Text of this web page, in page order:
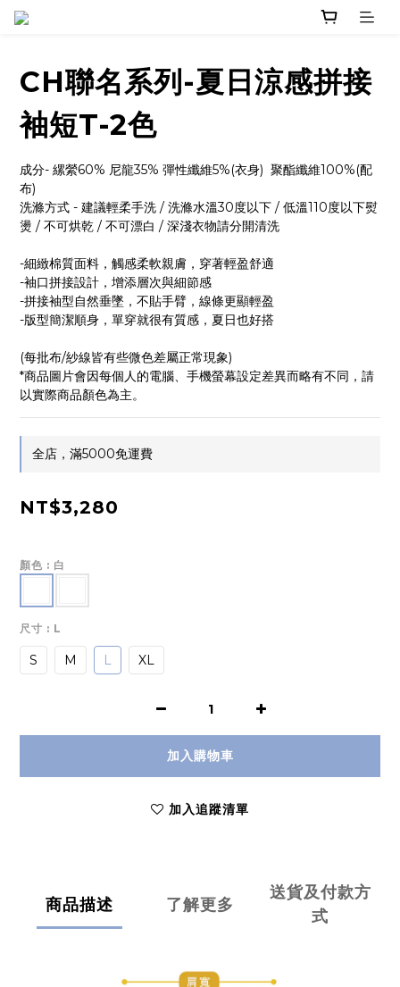
CH聯名系列-夏日涼感拼接
袖短T-2色
成分- 縲縈60% 尼龍35% 彈性纖維5%(衣身)  聚酯纖維100%(配
布)
洗滌方式 - 建議輕柔手洗 / 洗滌水溫30度以下 / 低溫110度以下熨
燙 / 不可烘乾 / 不可漂白 / 深淺衣物請分開清洗
-細緻棉質面料，觸感柔軟親膚，穿著輕盈舒適
-袖口拼接設計，增添層次與細節感
-拼接袖型自然垂墜，不貼手臂，線條更顯輕盈
-版型簡潔順身，單穿就很有質感，夏日也好搭
(每批布/紗線皆有些微色差屬正常現象)
*商品圖片會因每個人的電腦、手機螢幕設定差異而略有不同，請
以實際商品顏色為主。
全店，滿5000免運費
NT$3,280
顏色 : 白
尺寸 : L
S M L XL
加入購物車
加入追蹤清單
商品描述 了解更多
送貨及付款方
式